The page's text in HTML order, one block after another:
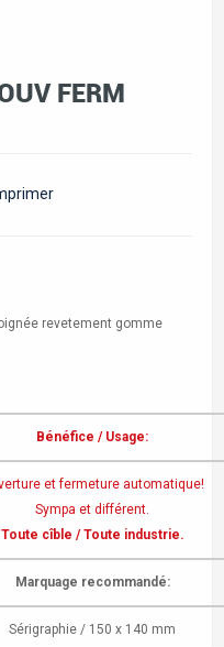
FERM
revetement gomme
Bénéfice / Usage:
et fermeture automatique!
Sympa et différent.
Toute cîble / Toute industrie.
Marquage recommandé:
Sérigraphie / 150 x 140 mm